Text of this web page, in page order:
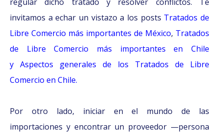
invitamos a echar un vistazo a los posts Tratados de
Libre Comercio más importantes de México, Tratados
de Libre Comercio más importantes en Chile
y Aspectos generales de los Tratados de Libre
Comercio en Chile.
Por otro lado, iniciar en el mundo de las
importaciones y encontrar un proveedor —persona